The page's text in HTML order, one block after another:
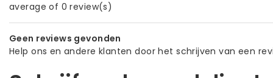
average of 0 review(s)
Geen reviews gevonden
Help ons en andere klanten door het schrijven van een